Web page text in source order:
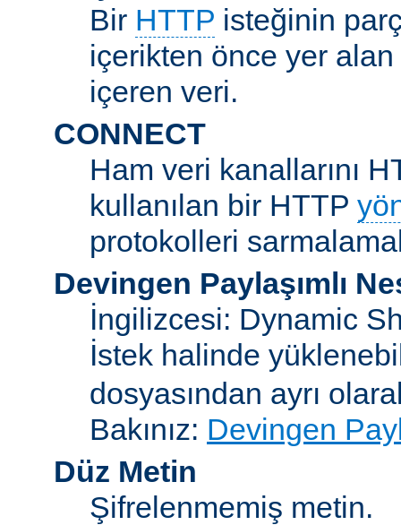
Bir HTTP isteğinin
içerikten önce yer
içeren veri.
CONNECT
Ham veri kanallarını
kullanılan bir HTTP
protokolleri
Devingen Paylaşımlı
İngilizcesi: Dynamic
İstek halinde
dosyasından ayrı
Bakınız: Devingen
Düz Metin
Şifrelenmemiş metin.